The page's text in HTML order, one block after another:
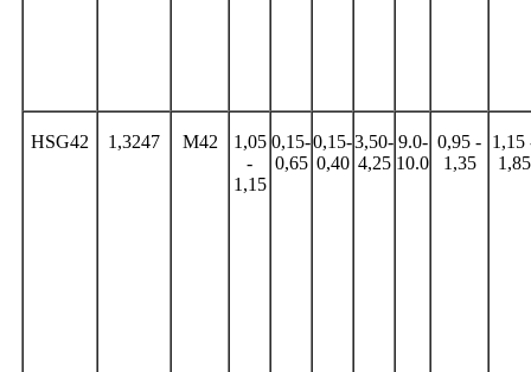
HSG42 1,3247 M42
1,05
-
1,15
0,15-
0,65
0,15-
0,40
3,50-
4,25
9.0-
10.0
0,95 -
1,35
1,15
1,85